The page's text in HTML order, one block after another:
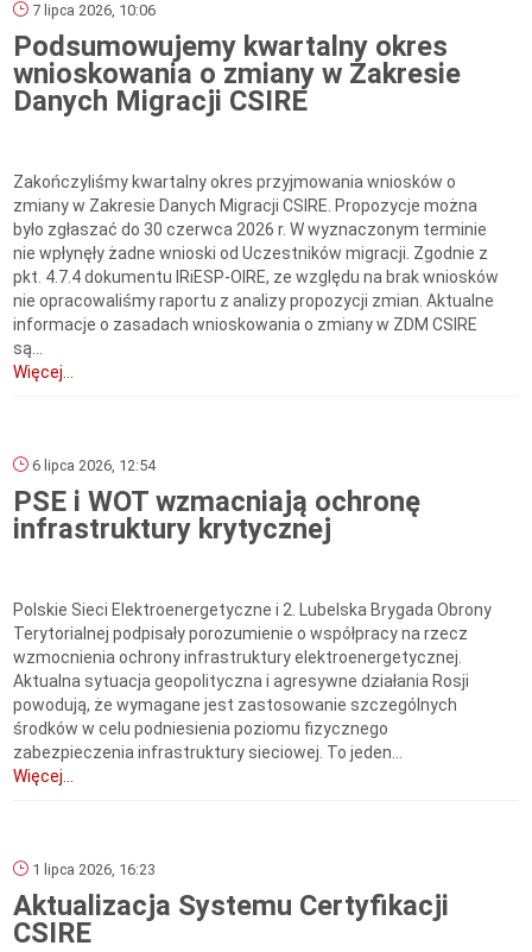
7 lipca 2026, 10:06
Podsumowujemy kwartalny okres
wnioskowania o zmiany w Zakresie
Danych Migracji CSIRE
Zakończyliśmy kwartalny okres przyjmowania wniosków o
zmiany w Zakresie Danych Migracji CSIRE. Propozycje można
było zgłaszać do 30 czerwca 2026 r. W wyznaczonym terminie
nie wpłynęły żadne wnioski od Uczestników migracji. Zgodnie z
pkt. 4.7.4 dokumentu IRiESP-OIRE, ze względu na brak wniosków
nie opracowaliśmy raportu z analizy propozycji zmian. Aktualne
informacje o zasadach wnioskowania o zmiany w ZDM CSIRE
są...
Więcej...
6 lipca 2026, 12:54
PSE i WOT wzmacniają ochronę
infrastruktury krytycznej
Polskie Sieci Elektroenergetyczne i 2. Lubelska Brygada Obrony
Terytorialnej podpisały porozumienie o współpracy na rzecz
wzmocnienia ochrony infrastruktury elektroenergetycznej.
Aktualna sytuacja geopolityczna i agresywne działania Rosji
powodują, że wymagane jest zastosowanie szczególnych
środków w celu podniesienia poziomu fizycznego
zabezpieczenia infrastruktury sieciowej. To jeden...
Więcej...
1 lipca 2026, 16:23
Aktualizacja Systemu Certyfikacji
CSIRE